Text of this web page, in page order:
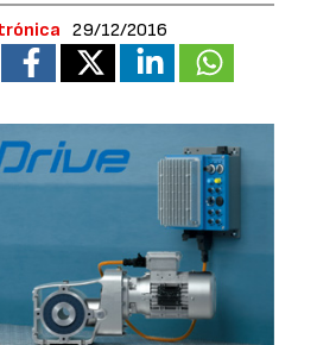
29/12/2016